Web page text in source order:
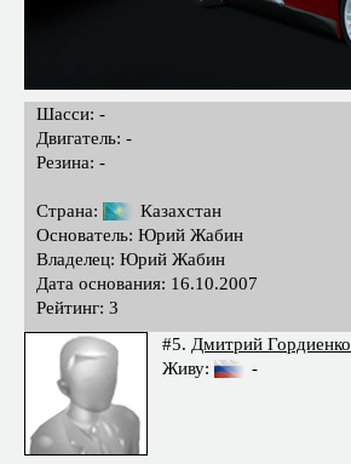
Шасси: -
Двигатель: -
Резина: -
Страна:
Казахстан
Основатель: Юрий Жабин
Владелец: Юрий Жабин
Дата основания: 16.10.2007
Рейтинг: 3
#5. Дмитрий Гордиенко
Живу:
-